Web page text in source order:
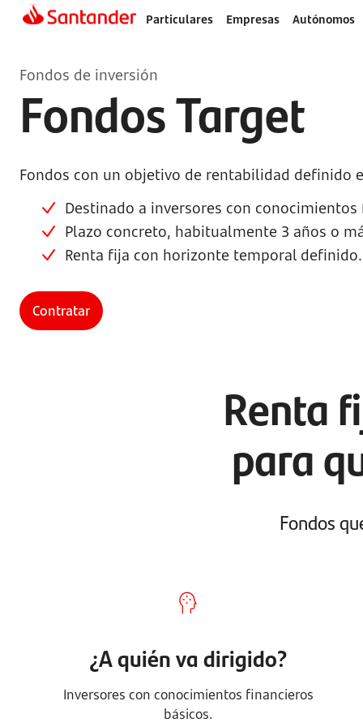
Particulares Empresas Autónomos
Fondos de inversión
Fondos Target
Fondos con un objetivo de rentabilidad definido
Destinado a inversores con
Plazo concreto, habitualmente 3 años o
Renta fija con horizonte temporal definido.
Contratar
Renta
para
Fondos
¿A quién va dirigido?
Inversores con conocimientos financieros
básicos.